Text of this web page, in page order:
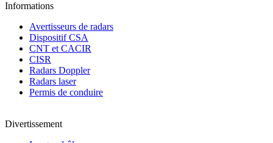
Informations
Avertisseurs de radars
Dispositif CSA
CNT et CACIR
CISR
Radars Doppler
Radars laser
Permis de conduire
Divertissement